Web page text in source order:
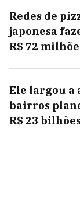
Redes de
japonesa
R$ 72
Ele largou a
bairros
R$ 23